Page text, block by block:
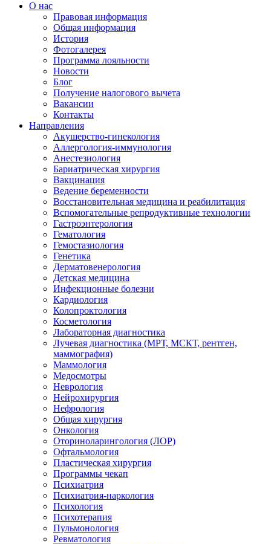
О нас
Правовая информация
Общая информация
История
Фотогалерея
Программа лояльности
Новости
Блог
Получение налогового вычета
Вакансии
Контакты
Направления
Акушерство-гинекология
Аллергология-иммунология
Анестезиология
Бариатрическая хирургия
Вакцинация
Ведение беременности
Восстановительная медицина и реабилитация
Вспомогательные репродуктивные технологии
Гастроэнтерология
Гематология
Гемостазиология
Генетика
Дерматовенерология
Детская медицина
Инфекционные болезни
Кардиология
Колопроктология
Косметология
Лабораторная диагностика
Лучевая диагностика (МРТ, МСКТ, рентген,
маммография)
Маммология
Медосмотры
Неврология
Нейрохирургия
Нефрология
Общая хирургия
Онкология
Оториноларингология (ЛОР)
Офтальмология
Пластическая хирургия
Программы чекап
Психиатрия
Психиатрия-наркология
Психология
Психотерапия
Пульмонология
Ревматология